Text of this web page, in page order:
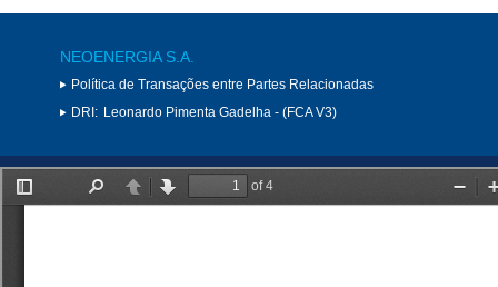
NEOENERGIA S.A.
Política de Transações entre Partes Relacionadas
DRI: Leonardo Pimenta Gadelha - (FCA V3)